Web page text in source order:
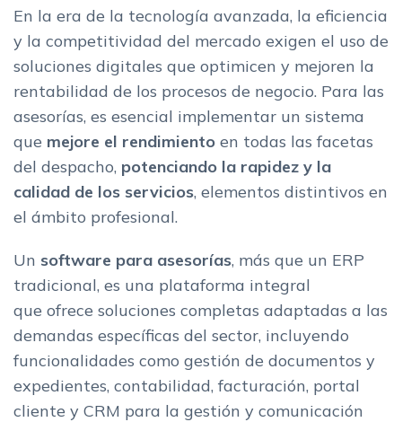
Como elegir el mejor programa para asesorias
Gestion de documentos y archivos
Contabilidad y facturacion
Gestion fiscal y laboral
Gestion de Clientes
Cumplimiento normativo y seguridad
Automatizacion de tareas y flujos de trabajo
El mejor software para tu asesoria
En la era de la tecnología avanzada, la eficiencia
y la competitividad del mercado exigen el uso de
soluciones digitales que optimicen y mejoren la
rentabilidad de los procesos de negocio. Para las
asesorías, es esencial implementar un sistema
que mejore el rendimiento en todas las facetas
del despacho, potenciando la rapidez y la
calidad de los servicios, elementos distintivos en
el ámbito profesional.
Un software para asesorías, más que un ERP
tradicional, es una plataforma integral
que ofrece soluciones completas adaptadas a las
demandas específicas del sector, incluyendo
funcionalidades como gestión de documentos y
expedientes, contabilidad, facturación, portal
cliente y CRM para la gestión y comunicación